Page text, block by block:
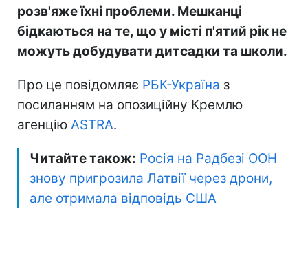
розв'яже їхні проблеми. Мешканці
бідкаються на те, що у місті п'ятий рік не
можуть добудувати дитсадки та школи.
Про це повідомляє РБК-Україна з
посиланням на опозиційну Кремлю
агенцію ASTRA.
Читайте також: Росія на Радбезі ООН
знову пригрозила Латвії через дрони,
але отримала відповідь США